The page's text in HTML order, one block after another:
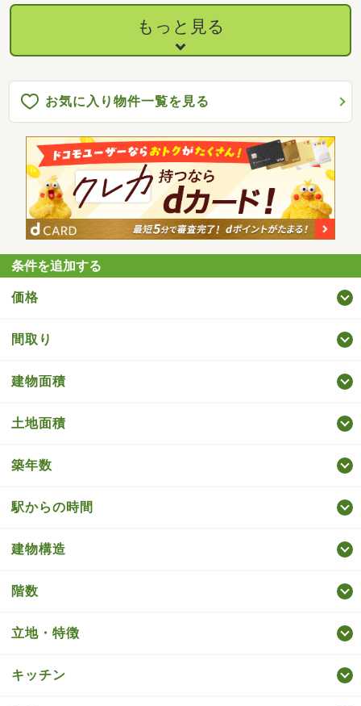
もっと見る
お気に入り物件一覧を見る
条件を追加する
価格
間取り
建物面積
土地面積
築年数
駅からの時間
建物構造
階数
立地・特徴
キッチン